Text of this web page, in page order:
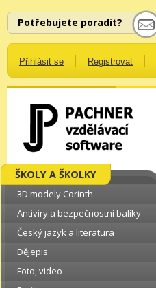
Přihlásit se Registrovat
Potřebujete poradit?
ŠKOLY A ŠKOLKY
3D modely Corinth
Antiviry a bezpečnostní balíky
Český jazyk a literatura
Dějepis
Foto, video